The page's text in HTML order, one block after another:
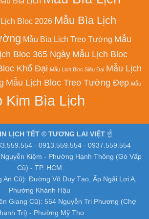
Bloc 2026 Mẫu Bìa Lịch
Mẫu Bìa Lịch Treo Tường Mẫu
Bloc 365 Ngày Mẫu Lịch Bloc
Khổ Đại Mẫu Lịch Bloc Siêu Đại Mẫu Lịch
Mẫu Lịch Bloc Treo Tường Đẹp Mẫu
Kim Bìa Lịch
LỊCH TẾT © TƯƠNG LAI VIỆT ☝️
- 0913.559.554 - 0937.559.554
Kiệm - Phường Hạnh Thông (Gò Vấp
Cũ) - TP. HCM
An Cũ): Đường Võ Duy Tạo, Ấp Ngãi Lợi A,
Phường Khánh Hậu
Giang Cũ): 554 Nguyễn Tri Phương (Chợ
Trị) - Phường Mỹ Tho